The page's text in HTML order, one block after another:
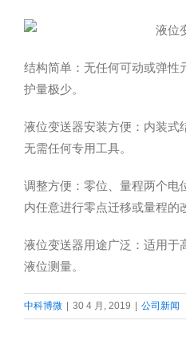
结构简单：无任何可动或弹性
护量极少。
液位变送器安装方便：内装式
无需任何专用工具。
调整方便：零位、量程两个电
内任意进行零点迁移或量程的
液位变送器用途广泛：适用于
液位测量。
中科博微 30 4 月, 2019 公司新闻